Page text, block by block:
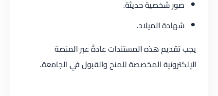
صور شخصية حديثة.
شهادة الميلاد.
يجب تقديم هذه المستندات عادةً عبر المنصة
الإلكترونية المخصصة للمنح والقبول في الجامعة.